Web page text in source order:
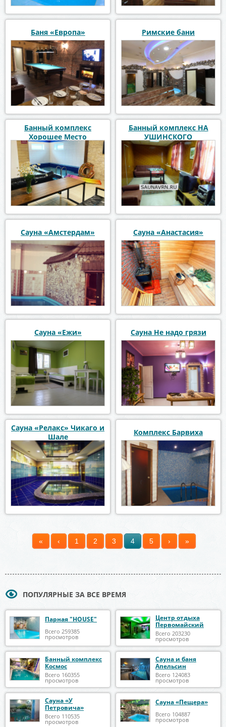
Баня «Европа» Римские бани
Банный комплекс
Хорошее Место
Банный комплекс НА
УШИНСКОГО
Сауна «Амстердам» Сауна «Анастасия»
Сауна «Ежи» Сауна Не надо грязи
Сауна «Релакс» Чикаго и
Шале
Комплекс Барвиха
Страницы
« ‹ 1 2 3 4 5 › »
ПОПУЛЯРНЫЕ ЗА ВСЕ ВРЕМЯ
Парная "HOUSE"
Всего 259385
просмотров
Центр отдыха
Первомайский
Всего 203230
просмотров
Банный комплекс
Космос
Всего 160355
просмотров
Сауна и баня
Апельсин
Всего 124083
просмотров
Сауна «У
Петровича»
Всего 110535
просмотров
Сауна «Пещера»
Всего 104887
просмотров